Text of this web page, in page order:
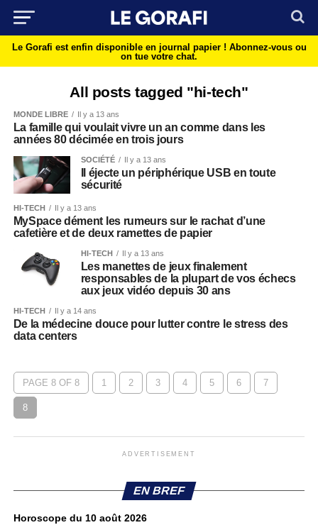
Le Gorafi est enfin disponible en journal papier ! Abonnez-vous ou
on tue votre chat.
All posts tagged "hi-tech"
MONDE LIBRE Il y a 13 ans
La famille qui voulait vivre un an comme dans les
années 80 décimée en trois jours
SOCIÉTÉ Il y a 13 ans
Il éjecte un périphérique USB en toute
sécurité
HI-TECH Il y a 13 ans
MySpace dément les rumeurs sur le rachat d’une
cafetière et de deux ramettes de papier
HI-TECH Il y a 13 ans
Les manettes de jeux finalement
responsables de la plupart de vos échecs
aux jeux vidéo depuis 30 ans
HI-TECH Il y a 14 ans
De la médecine douce pour lutter contre le stress des
data centers
PAGE 8 OF 8 1 2 3 4 5 6 7
8
ADVERTISEMENT
EN BREF
Horoscope du 10 août 2026